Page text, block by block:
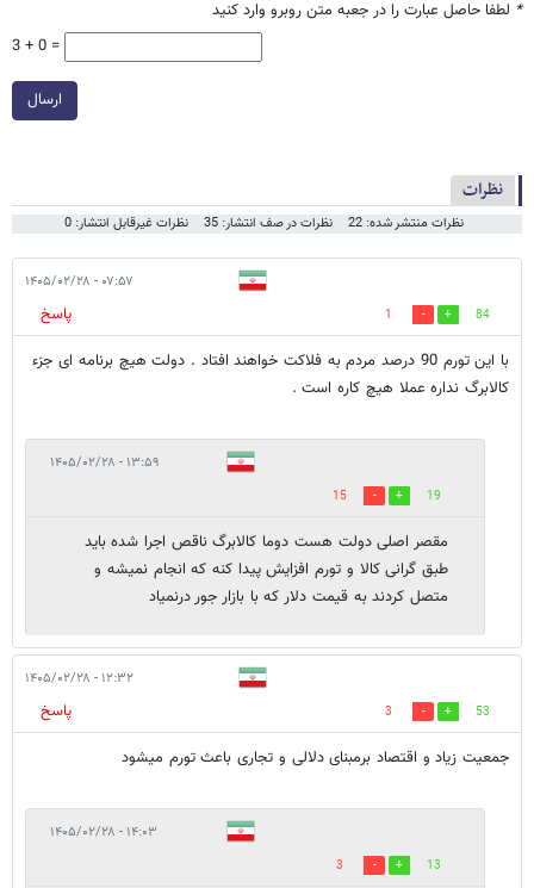
* لطفا حاصل عبارت را در جعبه متن روبرو وارد کنید
3 + 0 =
ارسال
نظرات
نظرات منتشر شده: 22 نظرات در صف انتشار: 35 نظرات غیرقابل انتشار: 0
۰۷:۵۷ - ۱۴۰۵/۰۲/۲۸
84
1
پاسخ
با این تورم 90 درصد مردم به فلاکت خواهند افتاد . دولت هیچ برنامه ای جزء
کالابرگ نداره عملا هیچ کاره است .
۱۳:۵۹ - ۱۴۰۵/۰۲/۲۸
19
15
مقصر اصلی دولت هست دوما کالابرگ ناقص اجرا شده باید
طبق گرانی کالا و تورم افزایش پیدا کنه که انجام نمیشه و
متصل کردند به قیمت دلار که با بازار جور درنمیاد
۱۲:۳۲ - ۱۴۰۵/۰۲/۲۸
53
3
پاسخ
جمعیت زیاد و اقتصاد برمبنای دلالی و تجاری باعث تورم میشود
۱۴:۰۳ - ۱۴۰۵/۰۲/۲۸
13
3